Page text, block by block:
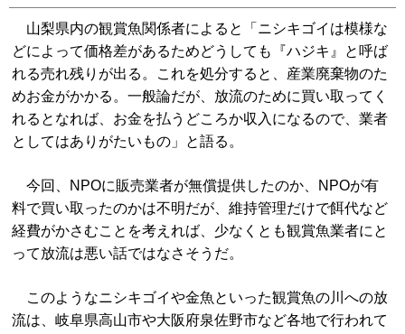
山梨県内の観賞魚関係者によると「ニシキゴイは模様な
どによって価格差があるためどうしても『ハジキ』と呼ば
れる売れ残りが出る。これを処分すると、産業廃棄物のた
めお金がかかる。一般論だが、放流のために買い取ってく
れるとなれば、お金を払うどころか収入になるので、業者
としてはありがたいもの」と語る。
今回、NPOに販売業者が無償提供したのか、NPOが有
料で買い取ったのかは不明だが、維持管理だけで餌代など
経費がかさむことを考えれば、少なくとも観賞魚業者にと
って放流は悪い話ではなさそうだ。
このようなニシキゴイや金魚といった観賞魚の川への放
流は、岐阜県高山市や大阪府泉佐野市など各地で行われて